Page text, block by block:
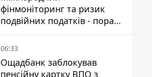
фінмоніторинг та ризик
подвійних податків - поради
українцям в Польщі
06:33
Ощадбанк заблокував
пенсійну картку ВПО з